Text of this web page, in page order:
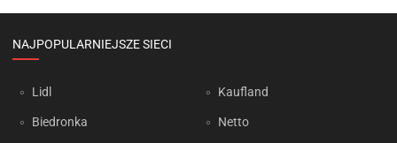
NAJPOPULARNIEJSZE SIECI
Lidl
Biedronka
Kaufland
Netto